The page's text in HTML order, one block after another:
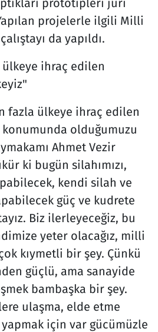
projelerle ilgili Milli
da yapıldı.
ihraç edilen
fazla ülkeye ihraç edilen
konumunda olduğumuzu
Ahmet Vezir
ki bugün silahımızı,
kendi silah ve
güç ve kudrete
Biz ilerleyeceğiz, bu
yeter olacağız, milli
kıymetli bir şey. Çünkü
güçlü, ama sanayide
bambaşka bir şey.
ulaşma, elde etme
için var gücümüzle